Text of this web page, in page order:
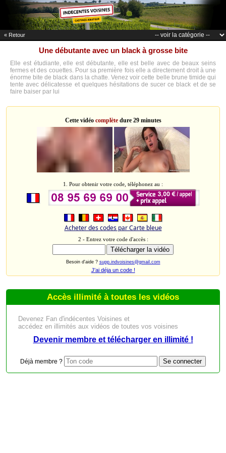
« Retour
Une débutante avec un black à grosse bite
Elle est étudiante, elle est débutante, elle est belle avec de beaux seins
fermes et des couettes. Pour sa première fois elle a directement droit à une
énorme bite de black dans la chatte. Venez voir cette belle brune timide qui
tente avec délicatesse et quelques hésitations de sucer ce black et de se
faire baiser par lui
Cette vidéo complètedure 29 minutes
1. Pour obtenir votre code, téléphonez au :
Acheter des codes par Carte bleue
2 - Entrez votre code d'accès :
Besoin d'aide ? supp.indvoisines@gmail.com
J'ai déja un code !
Accès illimité à toutes les vidéos
Devenez Fan d'indécentes Voisines et
accédez en illimités aux vidéos de toutes vos voisines
Devenir membre et télécharger en illimité !
Déjà membre ?